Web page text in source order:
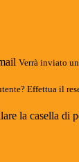
Verrà inviato
Effettua il
la casella di